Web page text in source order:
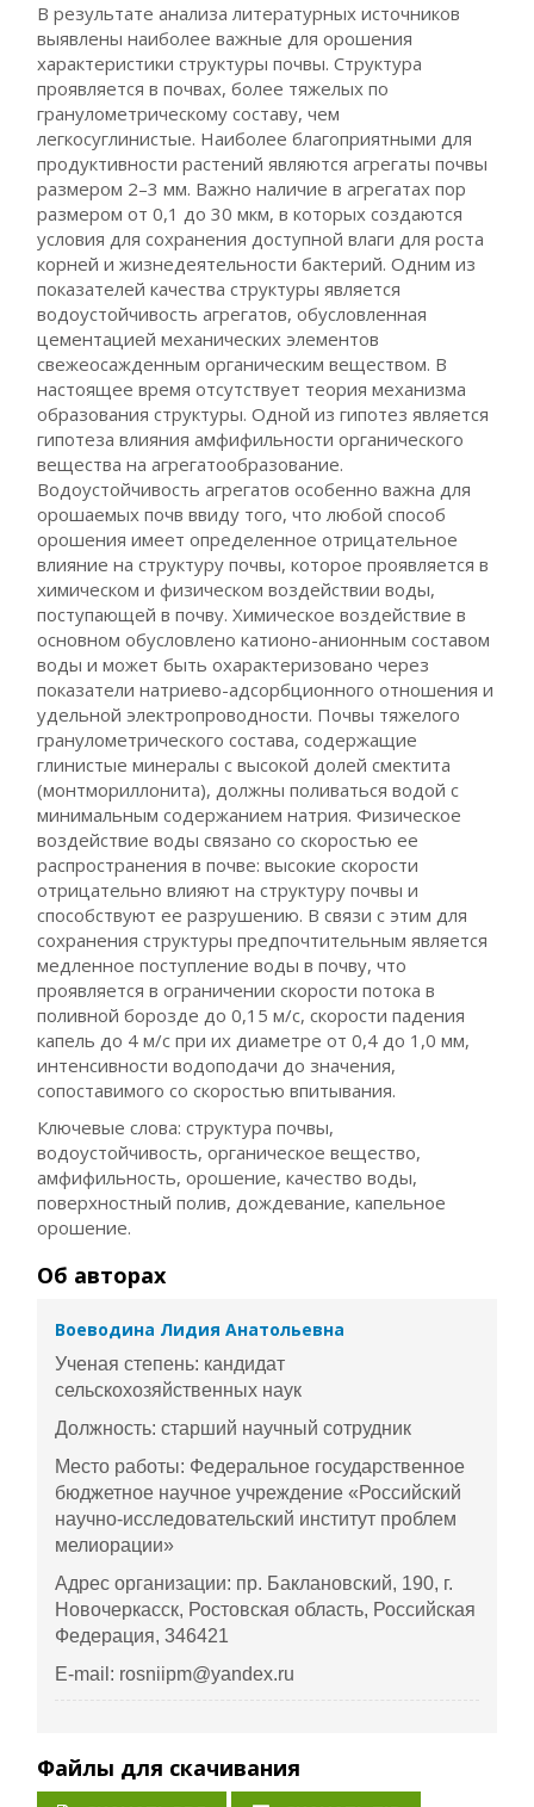
В результате анализа литературных источников
выявлены наиболее важные для орошения
характеристики структуры почвы. Структура
проявляется в почвах, более тяжелых по
гранулометрическому составу, чем
легкосуглинистые. Наиболее благоприятными для
продуктивности растений являются агрегаты почвы
размером 2–3 мм. Важно наличие в агрегатах пор
размером от 0,1 до 30 мкм, в которых создаются
условия для сохранения доступной влаги для роста
корней и жизнедеятельности бактерий. Одним из
показателей качества структуры является
водоустойчивость агрегатов, обусловленная
цементацией механических элементов
свежеосажденным органическим веществом. В
настоящее время отсутствует теория механизма
образования структуры. Одной из гипотез является
гипотеза влияния амфифильности органического
вещества на агрегатообразование.
Водоустойчивость агрегатов особенно важна для
орошаемых почв ввиду того, что любой способ
орошения имеет определенное отрицательное
влияние на структуру почвы, которое проявляется в
химическом и физическом воздействии воды,
поступающей в почву. Химическое воздействие в
основном обусловлено катионо-анионным составом
воды и может быть охарактеризовано через
показатели натриево-адсорбционного отношения и
удельной электропроводности. Почвы тяжелого
гранулометрического состава, содержащие
глинистые минералы с высокой долей смектита
(монтмориллонита), должны поливаться водой с
минимальным содержанием натрия. Физическое
воздействие воды связано со скоростью ее
распространения в почве: высокие скорости
отрицательно влияют на структуру почвы и
способствуют ее разрушению. В связи с этим для
сохранения структуры предпочтительным является
медленное поступление воды в почву, что
проявляется в ограничении скорости потока в
поливной борозде до 0,15 м/с, скорости падения
капель до 4 м/с при их диаметре от 0,4 до 1,0 мм,
интенсивности водоподачи до значения,
сопоставимого со скоростью впитывания.
Ключевые слова: структура почвы,
водоустойчивость, органическое вещество,
амфифильность, орошение, качество воды,
поверхностный полив, дождевание, капельное
орошение.
Об авторах
Воеводина Лидия Анатольевна
Ученая степень: кандидат
сельскохозяйственных наук
Должность: старший научный сотрудник
Место работы: Федеральное государственное
бюджетное научное учреждение «Российский
научно-исследовательский институт проблем
мелиорации»
Адрес организации: пр. Баклановский, 190, г.
Новочеркасск, Ростовская область, Российская
Федерация, 346421
E-mail: rosniipm@yandex.ru
Файлы для скачивания